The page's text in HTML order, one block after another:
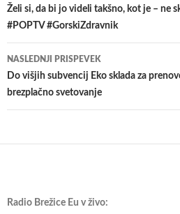
po
Želi si, da bi jo videli takšno, kot je – ne
#POPTV #GorskiZdravnik
NASLEDNJI PRISPEVEK
​Do višjih subvencij Eko sklada za
brezplačno svetovanje
Radio Brežice Eu v živo: